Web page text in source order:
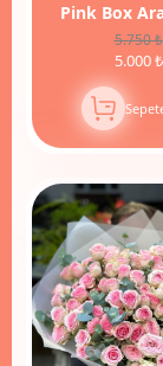
Pink Box
5.750 ₺
5.000 ₺